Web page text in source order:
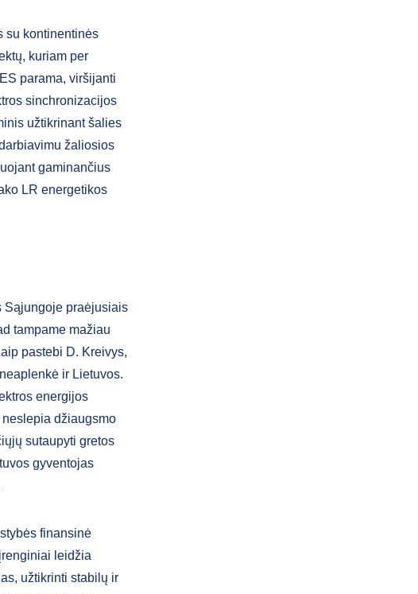
su kontinentinės
kuriam per
parama, viršijanti
sinchronizacijos
užtikrinant šalies
žaliosios
gaminančius
LR energetikos
Sąjungoje praėjusiais
tampame mažiau
pastebi D. Kreivys,
ir Lietuvos.
energijos
džiaugsmo
sutaupyti gretos
gyventojas
finansinė
leidžia
užtikrinti stabilų ir